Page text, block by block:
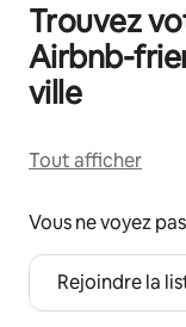
Trouvez
Airbnb-
ville
Tout afficher
Vous ne voyez
Rejoindre la